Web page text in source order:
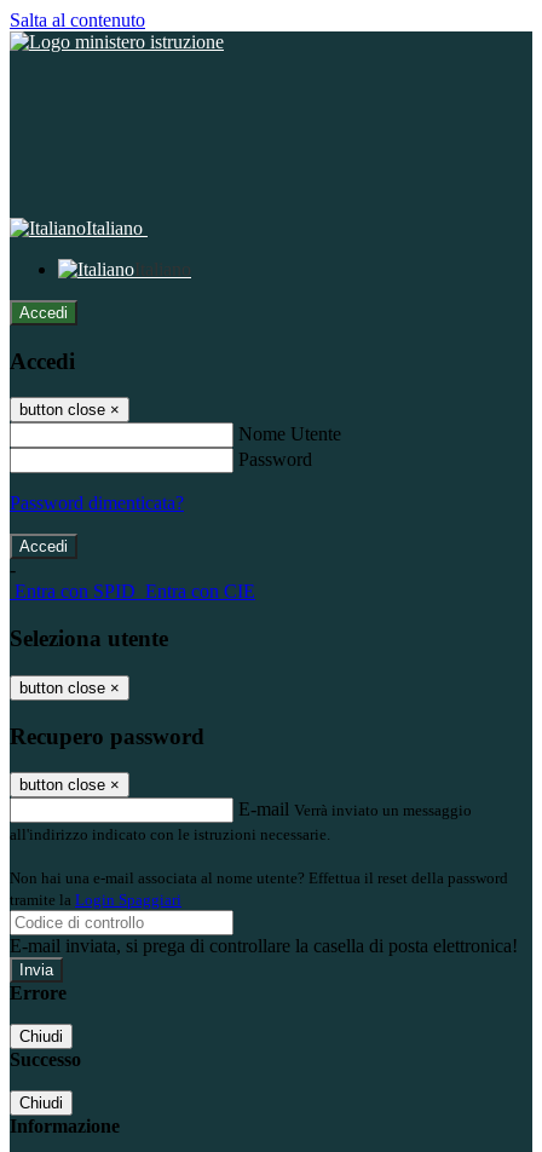
Salta al contenuto
Italiano
Italiano
Accedi
Accedi
button close ×
Nome Utente
Password
Password dimenticata?
-
Entra con SPID Entra con CIE
Seleziona utente
button close ×
Recupero password
button close ×
E-mail Verrà inviato un messaggio
all'indirizzo indicato con le istruzioni necessarie.
Non hai una e-mail associata al nome utente? Effettua il reset della password
tramite la Login Spaggiari
E-mail inviata, si prega di controllare la casella di posta elettronica!
Errore
Chiudi
Successo
Chiudi
Informazione